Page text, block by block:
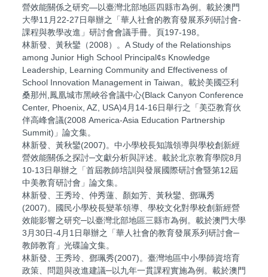
營效能關係之研究—以臺灣北部地區四縣市為例。載於澳門
大學11月22-27日舉辦之「華人社會的教育發展系列研討會-
課程與教學改進」研討會會議手冊。頁197-198。
林新發、黃秋鑾（2008）。A Study of the Relationships
among Junior High School Principal¢s Knowledge
Leadership, Learning Community and Effectiveness of
School Innovation Management in Taiwan。載於美國亞利
桑那州,鳳凰城市黑峽谷會議中心(Black Canyon Conference
Center, Phoenix, AZ, USA)4月14-16日舉行之「美亞教育伙
伴高峰會議(2008 America-Asia Education Partnership
Summit)」論文集。
林新發、黃秋鑾(2007)。中小學校長知識領導與學校創新經
營效能關係之探討─文獻分析與評述。載於北京教育學院8月
10-13日舉辦之「首屆教師培訓與發展國際研討會暨第12屆
中美教育研討會」論文集。
林新發、王秀玲、仲秀蓮、顏如芳、黃秋鑾、鄧珮秀
(2007)。國民小學校長變革領導、學校文化對學校創新經營
效能影響之研究─以臺灣北部地區三縣市為例。載於澳門大學
3月30日-4月1日舉辦之「華人社會的教育發展系列研討會─
教師教育」光碟論文集。
林新發、王秀玲、鄧珮秀(2007)。臺灣地區中小學師資培育
政策、問題與改進建議─以九年一貫課程實施為例。載於澳門